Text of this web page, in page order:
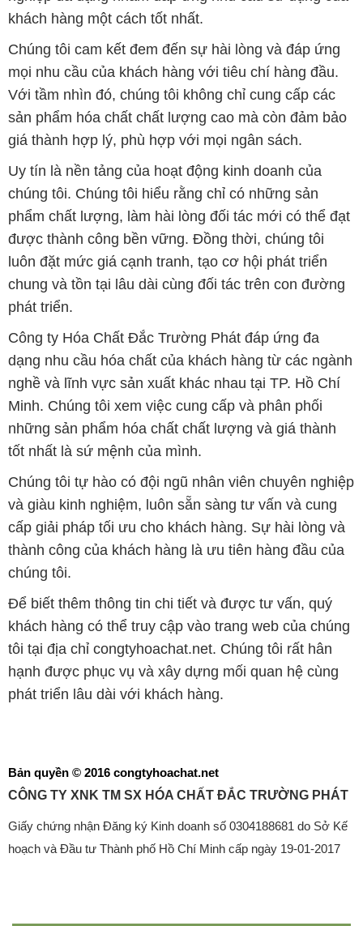
sản phẩm hóa chất chất lượng cao mà còn đảm bảo
giá thành hợp lý, phù hợp với mọi ngân sách.
Uy tín là nền tảng của hoạt động kinh doanh của
chúng tôi. Chúng tôi hiểu rằng chỉ có những sản
phẩm chất lượng, làm hài lòng đối tác mới có thể đạt
được thành công bền vững. Đồng thời, chúng tôi
luôn đặt mức giá cạnh tranh, tạo cơ hội phát triển
chung và tồn tại lâu dài cùng đối tác trên con đường
phát triển.
Công ty Hóa Chất Đắc Trường Phát đáp ứng đa
dạng nhu cầu hóa chất của khách hàng từ các ngành
nghề và lĩnh vực sản xuất khác nhau tại TP. Hồ Chí
Minh. Chúng tôi xem việc cung cấp và phân phối
những sản phẩm hóa chất chất lượng và giá thành
tốt nhất là sứ mệnh của mình.
Chúng tôi tự hào có đội ngũ nhân viên chuyên nghiệp
và giàu kinh nghiệm, luôn sẵn sàng tư vấn và cung
cấp giải pháp tối ưu cho khách hàng. Sự hài lòng và
thành công của khách hàng là ưu tiên hàng đầu của
chúng tôi.
Để biết thêm thông tin chi tiết và được tư vấn, quý
khách hàng có thể truy cập vào trang web của chúng
tôi tại địa chỉ congtyhoachat.net. Chúng tôi rất hân
hạnh được phục vụ và xây dựng mối quan hệ cùng
phát triển lâu dài với khách hàng.
Bản quyền © 2016 congtyhoachat.net
CÔNG TY XNK TM SX HÓA CHẤT ĐẮC TRƯỜNG PHÁT
🌐CONGTYHOACHAT.NET